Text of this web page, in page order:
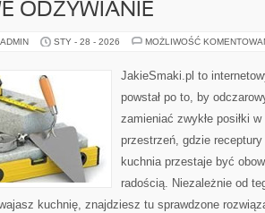
ODŻYWIANIE
STY - 28 - 2026 MOŻLIWOŚĆ
JakieSmaki.pl to
powstał po to, by
zamieniać zwykłe posiłki
przestrzeń, gdzie
kuchnia przestaje być
radością. Niezależnie od
kuchnię, znajdziesz tu sprawdzone